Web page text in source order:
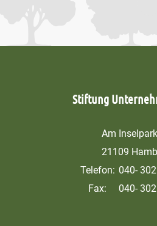
Stiftung
Am
21109
Telefon: 040-
Fax:
040-